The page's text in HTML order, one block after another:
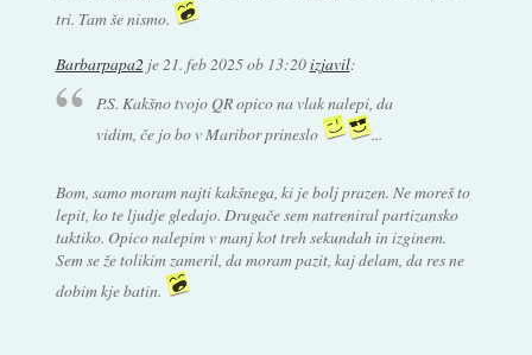
tri. Tam še nismo.
Barbarpapa2je21. feb 2025 ob 13:20izjavil:
P.S. Kakšno tvojo QR opico na vlak nalepi, da
vidim, če jo bo v Maribor prineslo
...
Bom, samo moram najti kakšnega, ki je bolj prazen. Ne moreš to
lepit, ko te ljudje gledajo. Drugače sem natreniral partizansko
taktiko. Opico nalepim v manj kot treh sekundah in izginem.
Sem se že tolikim zameril, da moram pazit, kaj delam, da res ne
dobim kje batin.